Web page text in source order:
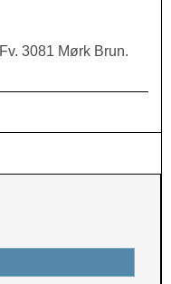
3081 Mørk Brun.